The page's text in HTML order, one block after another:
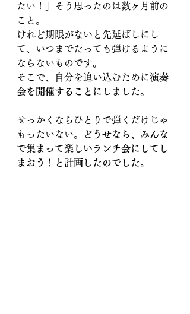
たい！」そう思ったのは数ヶ月前の
こと。
けれど期限がないと先延ばしにし
て、いつまでたっても弾けるように
ならないものです。
そこで、自分を追い込むために演奏
会を開催することに しました。
せっかくならひとりで弾くだけじゃ
もったいない。
どうせなら、みんな
で集まって楽しいランチ会にしてし
まおう！と計画したのでした。